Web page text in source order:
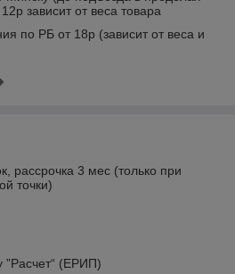
зависит от веса товара
по РБ от 18р (зависит от веса и
рассрочка 3 мес (только при
точки)
”Расчет“ (ЕРИП)